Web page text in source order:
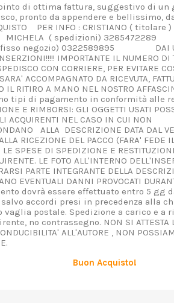
di ottima fattura, suggestivo di un
pronto da appendere e bellissimo,
PER INFO : CRISTIANO (
( spedizioni) 3285472289
(fisso negozio) 0322589895 DAI UN
IMPORTANTE IL NUMERO DI
CON CORRIERE, PER EVITARE
ACCOMPAGNATO DA RICEVUTA,
IL RITIRO A MANO NEL NOSTRO
tipi di pagamento in conformità alle
E RIMBORSI: GLI OGGETTI USATI
ACQUIRENTI NEL CASO IN CUI NON
ALLA DESCRIZIONE DATA DAL
RICEZIONE DEL PACCO (FARA' FEDE
LE SPESE DI SPEDIZIONE E
LE FOTO ALL'INTERNO
PARTE INTEGRANTE DELLA
EVENTUALI DANNI PROVOCATI
dovrà essere effettuato entro 5 gg
salvo accordi presi in precedenza alla
vaglia postale. Spedizione a carico e a
no contrassegno. NON SI ATTESTA
ALL'AUTORE , NON
Buon Acquisto!